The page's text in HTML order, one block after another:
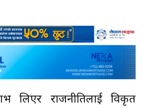
लिएर राजनीतिलाई विकृत